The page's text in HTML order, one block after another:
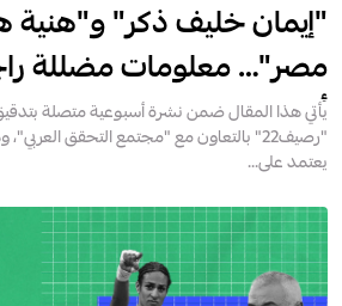
"إيمان خليف ذكر" و"هنية
مصر"… معلومات مضللة
أسبوع
يأتي هذا المقال ضمن نشرة أسبوعية متصلة
"رصيف22" بالتعاون مع "مجتمع التحقق
يعتمد على...